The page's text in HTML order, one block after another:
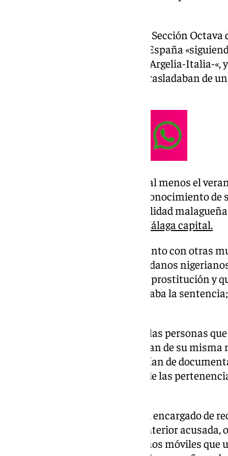
Según se declaró probado por la Sección
TSJA, estas mujeres llegaban a España
migratoria Nigeria-Níger-Libia-Argelia-Italia-«,
por los acusados, «quienes las trasladaban de
Así, una de las acusadas, desde al menos el
prostituirse a una menor, con conocimiento de
esa actividad primero en la localidad
Málaga capital.
A esos lugares era trasladada, junto con otras
vehículos conducidos por ciudadanos
acusada, que también ejercía la prostitución y
menor en todo momento, señalaba la
La resolución señala que todas las personas
dedicaban a la prostitución y eran de su
de que la mayoría de ellas carecían de
asilo. Además, no eran dueñas de las
Por su parte, otro acusado era el encargado de
mujeres y que le entregaba la anterior
recarga del saldo de esos teléfonos móviles